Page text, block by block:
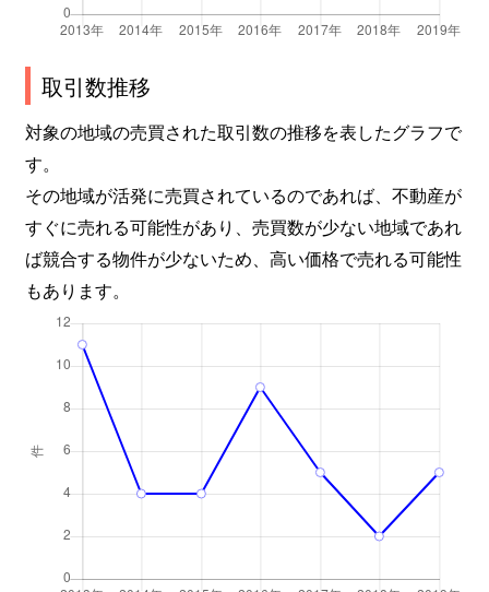
取引数推移
対象の地域の売買された取引数の推移を表したグラフで
す。
その地域が活発に売買されているのであれば、不動産が
すぐに売れる可能性があり、売買数が少ない地域であれ
ば競合する物件が少ないため、高い価格で売れる可能性
もあります。